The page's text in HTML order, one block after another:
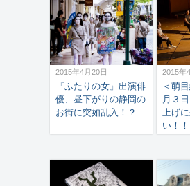
2015年4月20日
『ふたりの女』出演俳
優、昼下がりの静岡の
お街に突如乱入！？
2015年
＜萌
月３
上げ
い！！